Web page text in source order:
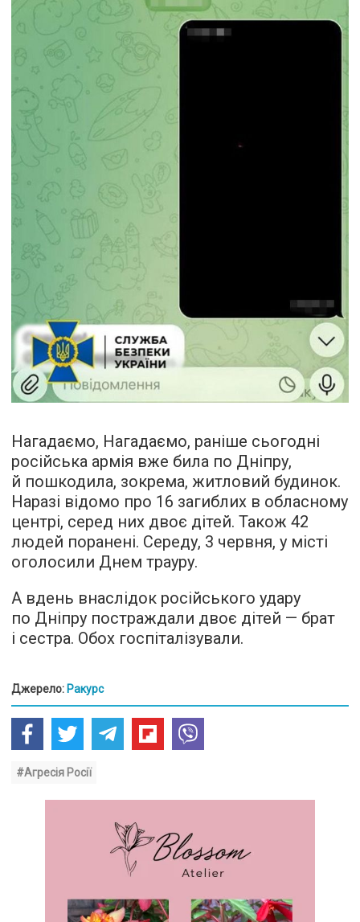
Нагадаємо, Нагадаємо, раніше сьогодні
російська армія вже била по Дніпру,
й пошкодила, зокрема, житловий будинок.
Наразі відомо про 16 загиблих в обласному
центрі, серед них двоє дітей. Також 42
людей поранені. Середу, 3 червня, у місті
оголосили Днем трауру.
А вдень внаслідок російського удару
по Дніпру постраждали двоє дітей — брат
і сестра. Обох госпіталізували.
Джерело: Ракурс
#Агресія Росії